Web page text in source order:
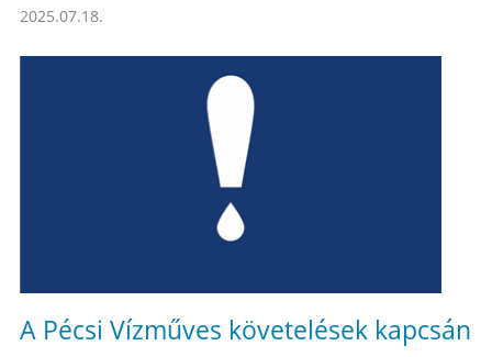
2025.07.18.
A Pécsi Vízműves követelések kapcsán